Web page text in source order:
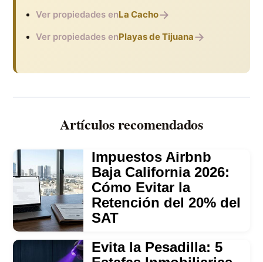
Ver propiedades enLa Cacho→
Ver propiedades enPlayas de Tijuana→
Artículos recomendados
Impuestos Airbnb
Baja California 2026:
Cómo Evitar la
Retención del 20% del
SAT
Evita la Pesadilla: 5